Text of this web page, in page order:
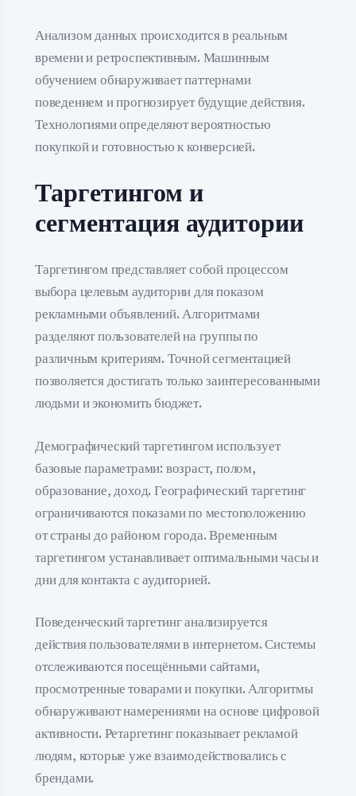
Анализом данных происходится в реальным
времени и ретроспективным. Машинным
обучением обнаруживает паттернами
поведением и прогнозирует будущие действия.
Технологиями определяют вероятностью
покупкой и готовностью к конверсией.
Таргетингом и
сегментация аудитории
Таргетингом представляет собой процессом
выбора целевым аудитории для показом
рекламными объявлений. Алгоритмами
разделяют пользователей на группы по
различным критериям. Точной сегментацией
позволяется достигать только заинтересованными
людьми и экономить бюджет.
Демографический таргетингом использует
базовые параметрами: возраст, полом,
образование, доход. Географический таргетинг
ограничиваются показами по местоположению
от страны до районом города. Временным
таргетингом устанавливает оптимальными часы и
дни для контакта с аудиторией.
Поведенческий таргетинг анализируется
действия пользователями в интернетом. Системы
отслеживаются посещёнными сайтами,
просмотренные товарами и покупки. Алгоритмы
обнаруживают намерениями на основе цифровой
активности. Ретаргетинг показывает рекламой
людям, которые уже взаимодействовались с
брендами.